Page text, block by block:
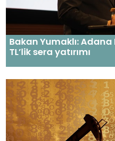
Bakan Yumaklı:
TL’lik sera yatırımı